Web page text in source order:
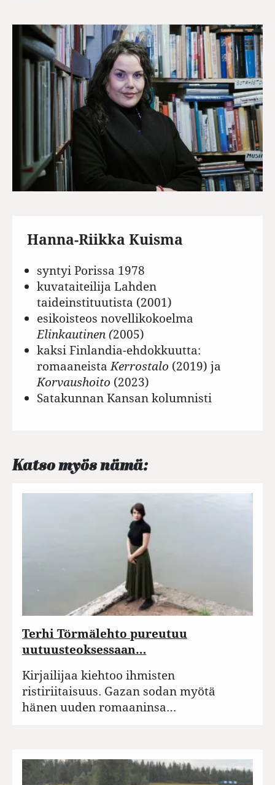
Hanna-Riikka Kuisma
syntyi Porissa 1978
kuvataiteilija Lahden
taideinstituutista (2001)
esikoisteos novellikokoelma
Elinkautinen (2005)
kaksi Finlandia-ehdokkuutta:
romaaneista Kerrostalo (2019) ja
Korvaushoito (2023)
Satakunnan Kansan kolumnisti
Katso myös nämä:
Terhi Törmälehto pureutuu
uutuusteoksessaan…
Kirjailijaa kiehtoo ihmisten
ristiriitaisuus. Gazan sodan myötä
hänen uuden romaaninsa…